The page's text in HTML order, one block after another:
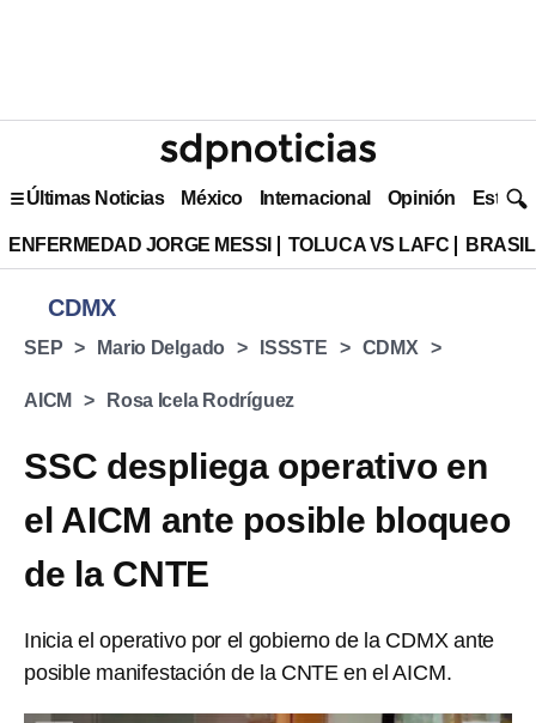
Últimas Noticias México Internacional Opinión Estilo
ENFERMEDAD JORGE MESSI TOLUCA VS LAFC
CDMX
SEP Mario Delgado ISSSTE CDMX
AICM Rosa Icela Rodríguez
SSC despliega operativo en
el AICM ante posible bloqueo
de la CNTE
Inicia el operativo por el gobierno de la CDMX ante
posible manifestación de la CNTE en el AICM.